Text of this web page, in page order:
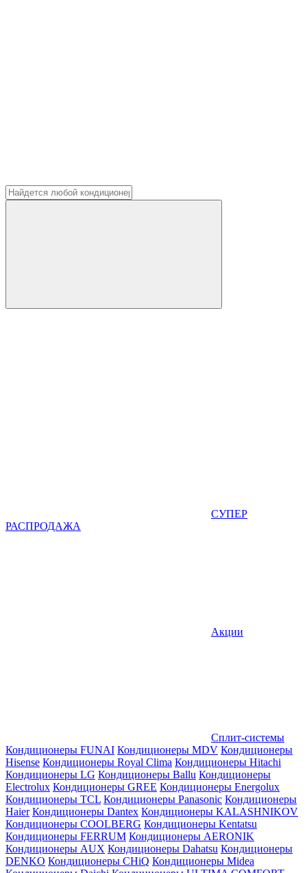
СУПЕР
РАСПРОДАЖА
Акции
Сплит-системы
Кондиционеры FUNAI Кондиционеры MDV Кондиционеры
Hisense Кондиционеры Royal Clima Кондиционеры Hitachi
Кондиционеры LG Кондиционеры Ballu Кондиционеры
Electrolux Кондиционеры GREE Кондиционеры Energolux
Кондиционеры TCL Кондиционеры Panasonic Кондиционеры
Haier Кондиционеры Dantex Кондиционеры KALASHNIKOV
Кондиционеры СOOLBERG Кондиционеры Kentatsu
Кондиционеры FERRUM Кондиционеры AERONIK
Кондиционеры AUX Кондиционеры Dahatsu Кондиционеры
DENKO Кондиционеры CHiQ Кондиционеры Midea